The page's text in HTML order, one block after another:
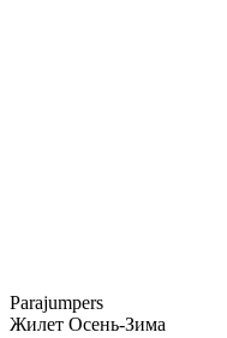
Parajumpers
Жилет Осень-Зима